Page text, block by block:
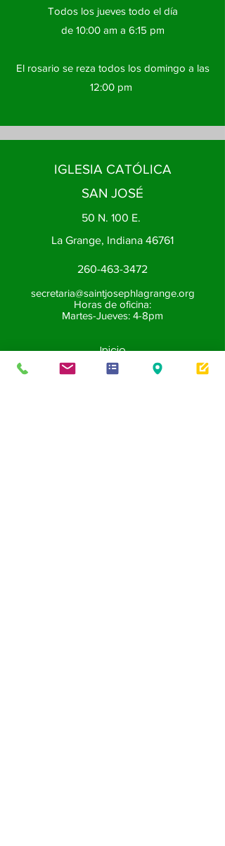
Todos los jueves todo el día
de 10:00 am a 6:15 pm
El rosario se reza todos los domingo a las
12:00 pm
IGLESIA CATÓLICA
SAN JOSÉ
50 N. 100 E.
La Grange, Indiana 46761
260-463-3472
secretaria@saintjosephlagrange.org
Horas de oficina:
Martes-Jueves: 4-8pm
Inicio
Horarios de Misas